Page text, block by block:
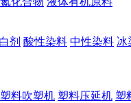
剂 酸性染料 中性染料 冰
塑料吹塑机 塑料压延机 塑